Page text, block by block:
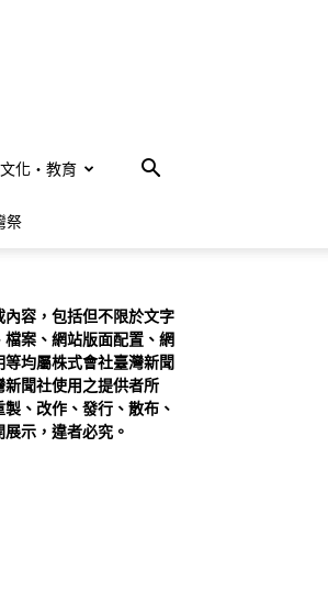
文化・教育
祭
內容，包括但不限於文字
案、網站版面配置、網
均屬株式會社臺灣新聞
聞社使用之提供者所
、改作、發行、散布、
示，違者必究。